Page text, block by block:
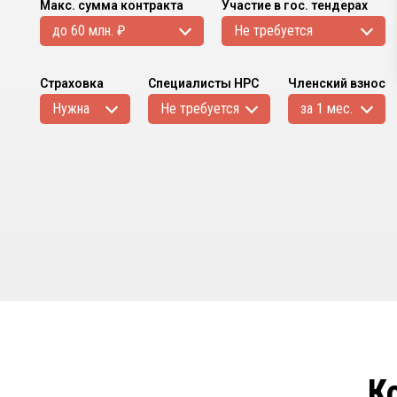
Макс. сумма контракта
до 60 млн. ₽
Участие в гос. тендерах
Не требуется
Страховка
Нужна
Специалисты НРС
Не требуется
Членский взнос
за 1 мес.